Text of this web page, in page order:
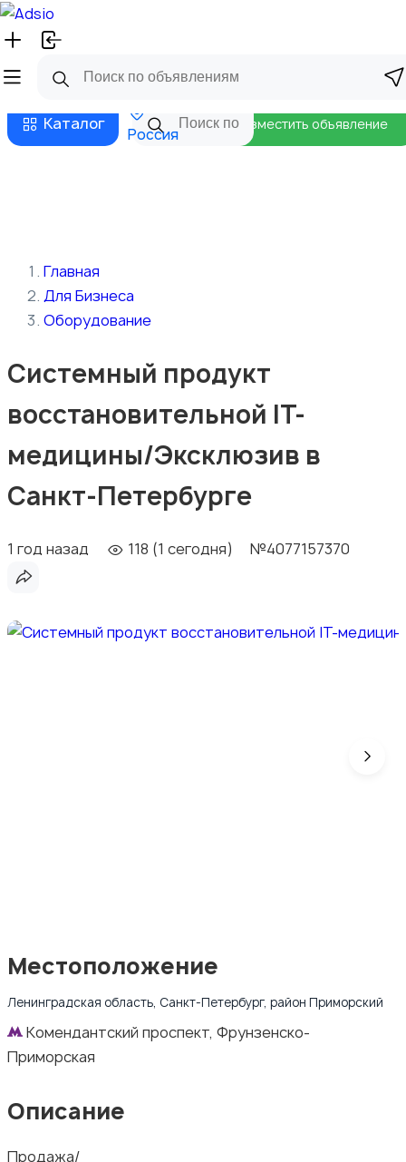
Русский
Бизнес тарифы
Каталог
Россия
Разместить объявление
Главная
Для Бизнеса
Оборудование
Системный продукт
восстановительной IT-
медицины/Эксклюзив в
Санкт-Петербурге
1 год назад 118 (1 сегодня) №4077157370
Местоположение
Ленинградская область, Санкт-Петербург, район Приморский
Комендантский проспект, Фрунзенско-
Приморская
Описание
Продажа/